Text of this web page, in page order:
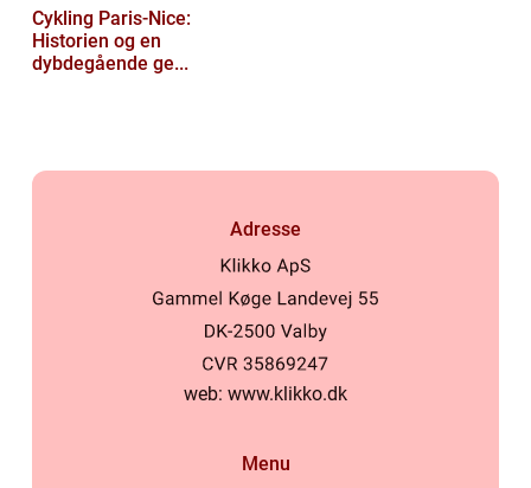
Cykling Paris-Nice:
Historien og en
dybdegående ge...
Adresse
web: www.klikko.dk
Menu